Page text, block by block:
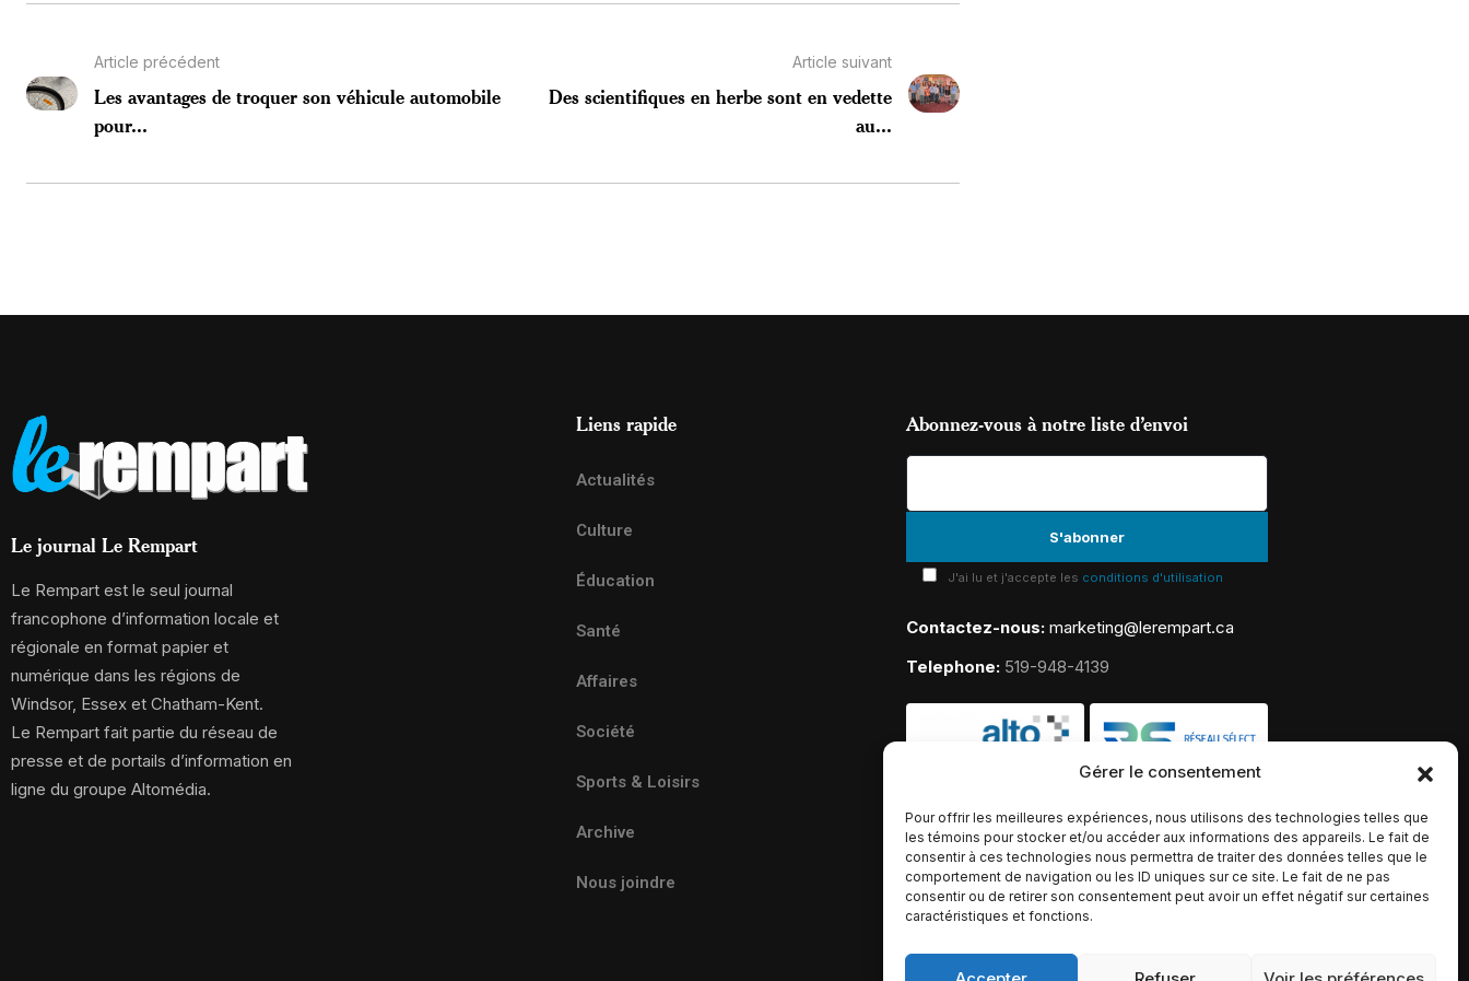
Gérer le consentement
Pour offrir les meilleures expériences, nous utilisons des technologies telles que
les témoins pour stocker et/ou accéder aux informations des appareils. Le fait de
consentir à ces technologies nous permettra de traiter des données telles que le
comportement de navigation ou les ID uniques sur ce site. Le fait de ne pas
consentir ou de retirer son consentement peut avoir un effet négatif sur certaines
caractéristiques et fonctions.
Article précédent
Les avantages de troquer son véhicule automobile
pour...
Article suivant
Des scientifiques en herbe sont en vedette
au...
Le journal Le Rempart
Le Rempart est le seul journal
francophone d’information locale et
régionale en format papier et
numérique dans les régions de
Windsor, Essex et Chatham-Kent.
Le Rempart fait partie du réseau de
presse et de portails d’information en
ligne du groupe Altomédia.
Liens rapide
Actualités
Culture
Éducation
Santé
Affaires
Société
Sports & Loisirs
Archive
Nous joindre
Abonnez-vous à notre liste d’envoi
J'ai lu et j'accepte les conditions d'utilisation
Contactez-nous: marketing@lerempart.ca
Telephone: 519-948-4139